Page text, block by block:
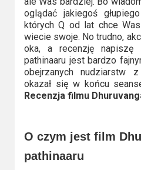
Thrillery
Streaming
Amazon
Prime
Video
TV
+
oglądać jakiegoś
których Q od lat chce
wiecie swoje. No trudno,
oka, a recenzję napiszę
pathinaaru jest bardzo
obejrzanych nudziarstw
okazał się w końcu
Recenzja filmu
O czym jest film
pathinaaru